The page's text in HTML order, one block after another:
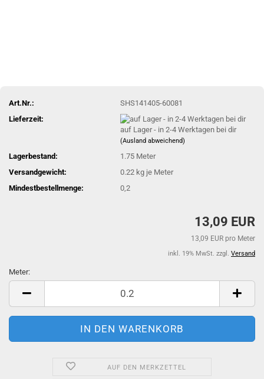
Art.Nr.:
SHS141405-60081
Lieferzeit:
auf Lager - in 2-4 Werktagen bei dir
(Ausland abweichend)
Lagerbestand: 1.75 Meter
Versandgewicht:
0.22 kg je Meter
Mindestbestellmenge:
0,2
13,09 EUR
13,09 EUR pro Meter
inkl. 19% MwSt. zzgl. Versand
Meter:
Meter
AUF DEN MERKZETTEL